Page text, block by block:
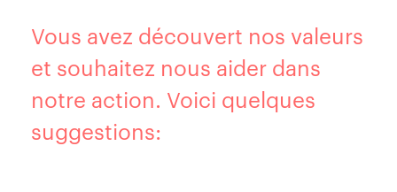
Vous avez découvert nos valeurs
et souhaitez nous aider dans
notre action. Voici quelques
suggestions: